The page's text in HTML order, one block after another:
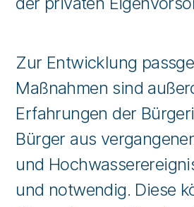
Zur Entwicklung
Maßnahmen sind
Erfahrungen der
Bürger aus
und
und notwendig. Diese